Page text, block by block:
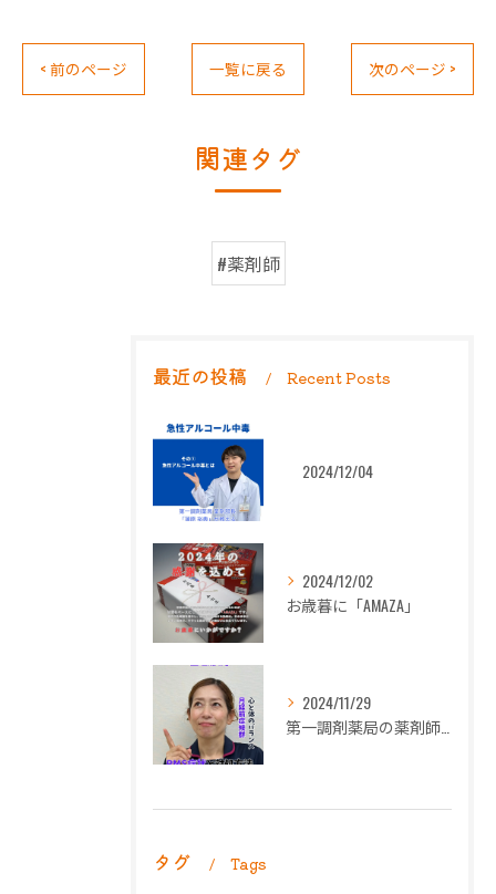
< 前のページ 一覧に戻る 次のページ >
関連タグ
#薬剤師
最近の投稿 Recent Posts
2024/12/04
2024/12/02
お歳暮に「AMAZA」
2024/11/29
第一調剤薬局の薬剤師長岡朋子が「生理痛」について解説します。
タグ Tags